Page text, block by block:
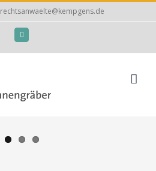
rechtsanwaelte@kempgens.de
Facebook